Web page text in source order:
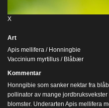
X
Art
Apis mellifera / Honningbie
Vaccinium myrtillus / Blåbær
Kommentar
Honngibie som sanker nektar fra
pollinator av mange
blomster. Underarten Apis mellifera